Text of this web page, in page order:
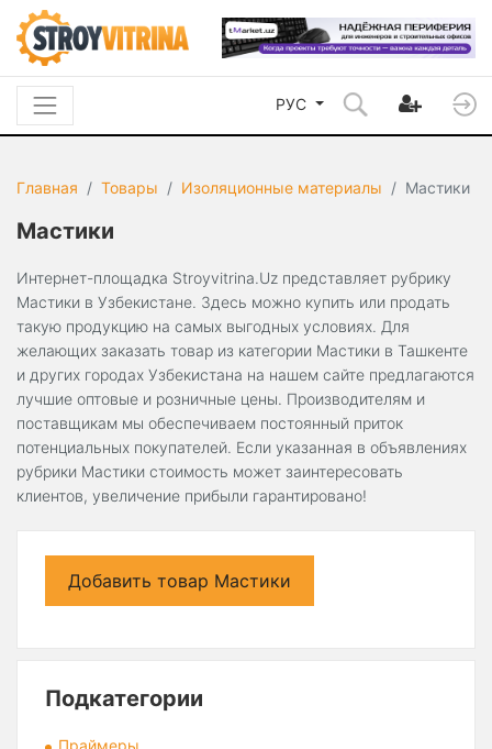
РУС
Главная Товары Изоляционные материалы Мастики
Мастики
Интернет-площадка Stroyvitrina.Uz представляет рубрику
Мастики в Узбекистане. Здесь можно купить или продать
такую продукцию на самых выгодных условиях. Для
желающих заказать товар из категории Мастики в Ташкенте
и других городах Узбекистана на нашем сайте предлагаются
лучшие оптовые и розничные цены. Производителям и
поставщикам мы обеспечиваем постоянный приток
потенциальных покупателей. Если указанная в объявлениях
рубрики Мастики стоимость может заинтересовать
клиентов, увеличение прибыли гарантировано!
Добавить товар Мастики
Подкатегории